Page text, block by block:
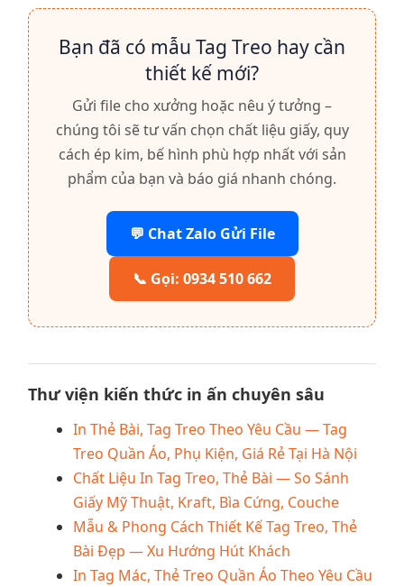
Bạn đã có mẫu Tag Treo hay cần
thiết kế mới?
Gửi file cho xưởng hoặc nêu ý tưởng –
chúng tôi sẽ tư vấn chọn chất liệu giấy, quy
cách ép kim, bế hình phù hợp nhất với sản
phẩm của bạn và báo giá nhanh chóng.
💬 Chat Zalo Gửi File
📞 Gọi: 0934 510 662
Thư viện kiến thức in ấn chuyên sâu
In Thẻ Bài, Tag Treo Theo Yêu Cầu — Tag
Treo Quần Áo, Phụ Kiện, Giá Rẻ Tại Hà Nội
Chất Liệu In Tag Treo, Thẻ Bài — So Sánh
Giấy Mỹ Thuật, Kraft, Bìa Cứng, Couche
Mẫu & Phong Cách Thiết Kế Tag Treo, Thẻ
Bài Đẹp — Xu Hướng Hút Khách
In Tag Mác, Thẻ Treo Quần Áo Theo Yêu Cầu